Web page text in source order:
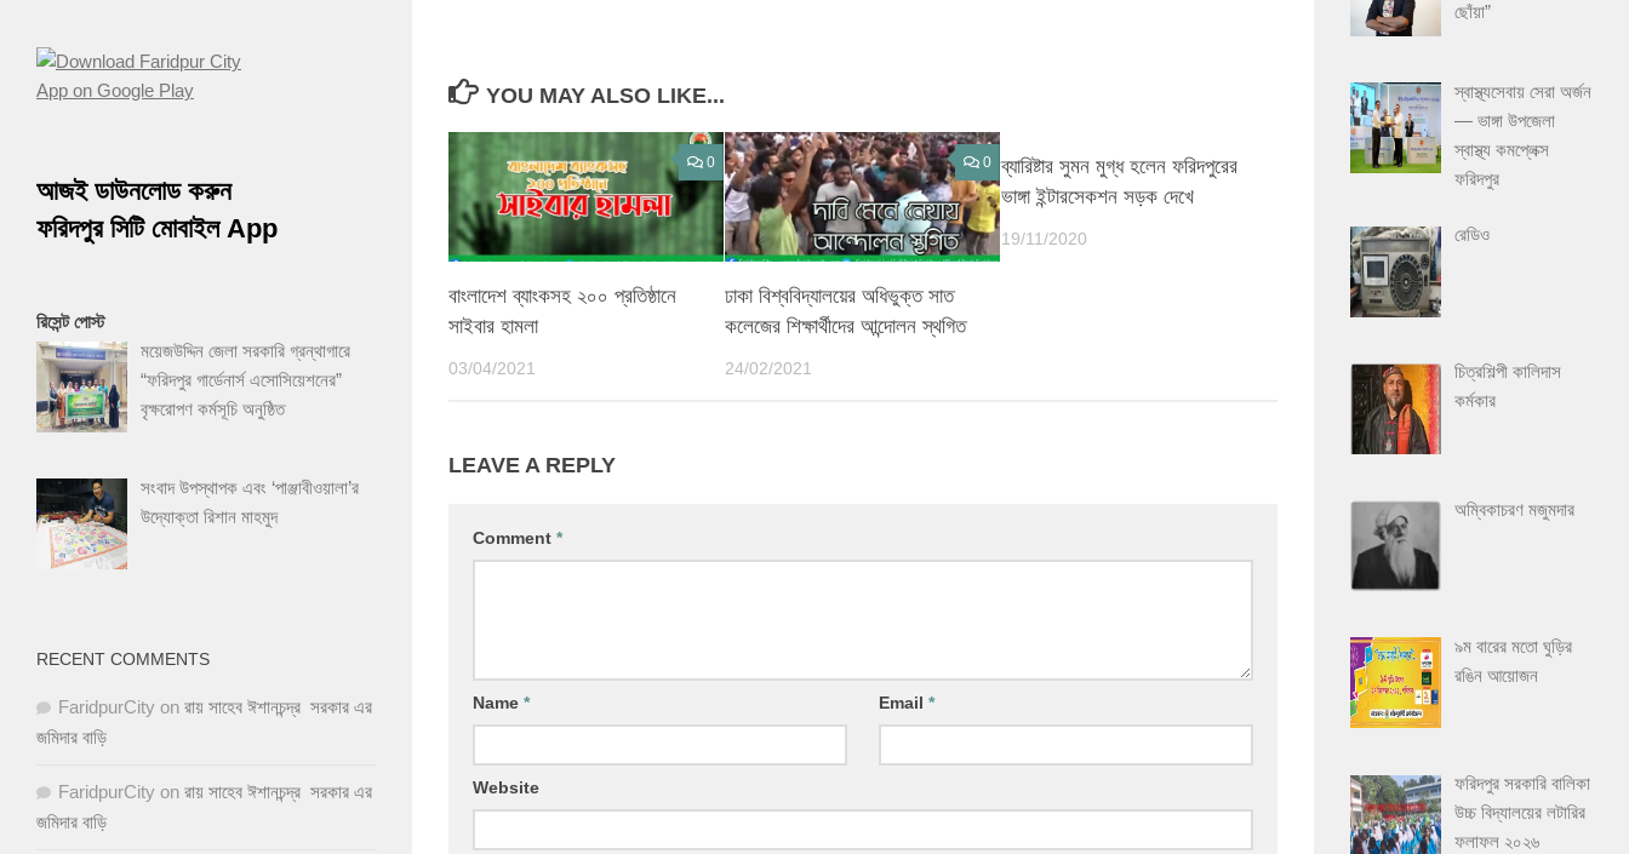
YOU MAY ALSO LIKE...
0
বাংলাদেশ ব্যাংকসহ ২০০ প্রতিষ্ঠানে
সাইবার হামলা
03/04/2021
0
ঢাকা বিশ্ববিদ্যালয়ের অধিভুক্ত সাত
কলেজের শিক্ষার্থীদের আন্দোলন স্থগিত
24/02/2021
ব্যারিষ্টার সুমন মুগ্ধ হলেন ফরিদপুরের
ভাঙ্গা ইন্টারসেকশন সড়ক দেখে
19/11/2020
LEAVE A REPLY
Comment *
Name * Email *
Website
আজই ডাউনলোড করুন
ফরিদপুর সিটি মোবাইল App
রিসেন্ট পোস্ট
ময়েজউদ্দিন জেলা সরকারি গ্রন্থাগারে
“ফরিদপুর গার্ডেনার্স এসোসিয়েশনের”
বৃক্ষরোপণ কর্মসূচি অনুষ্ঠিত
সংবাদ উপস্থাপক এবং ‘পাঞ্জাবীওয়ালা’র
উদ্যোক্তা রিশান মাহমুদ
RECENT COMMENTS
FaridpurCity on রায় সাহেব ঈশানচন্দ্র সরকার এর
জমিদার বাড়ি
FaridpurCity on রায় সাহেব ঈশানচন্দ্র সরকার এর
জমিদার বাড়ি
ছোঁয়া”
স্বাস্থ্যসেবায় সেরা অর্জন
— ভাঙ্গা উপজেলা
স্বাস্থ্য কমপ্লেক্স
ফরিদপুর
রেডিও
চিত্রশিল্পী কালিদাস
কর্মকার
অম্বিকাচরণ মজুমদার
৯ম বারের মতো ঘুড়ির
রঙিন আয়োজন
ফরিদপুর সরকারি বালিকা
উচ্চ বিদ্যালয়ের লটারির
ফলাফল ২০২৬